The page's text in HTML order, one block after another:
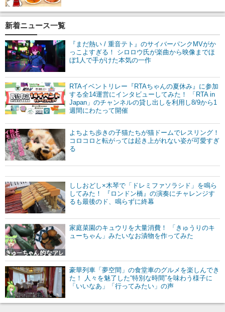
新着ニュース一覧
『まだ熱い / 重音テト』のサイバーパンクMVがか
っこよすぎる！ シロロウ氏が楽曲から映像までほ
ぼ1人で手がけた本気の一作
RTAイベントリレー『RTAちゃんの夏休み』に参加
する全14運営にインタビューしてみた！ 「RTA in
Japan」のチャンネルの貸し出しを利用し8/9から1
週間にわたって開催
よちよち歩きの子猫たちが猫ドームでレスリング！
コロコロと転がっては起き上がれない姿が可愛すぎ
る
ししおどし×木琴で「ドレミファソラシド」を鳴ら
してみた！ 『ロンドン橋』の演奏にチャレンジす
るも最後のド、鳴らずに終幕
家庭菜園のキュウリを大量消費！ 「きゅうりのキ
ューちゃん」みたいなお漬物を作ってみた
豪華列車「夢空間」の食堂車のグルメを楽しんでき
た！ 人々を魅了した“特別な時間”を味わう様子に
「いいなあ」「行ってみたい」の声